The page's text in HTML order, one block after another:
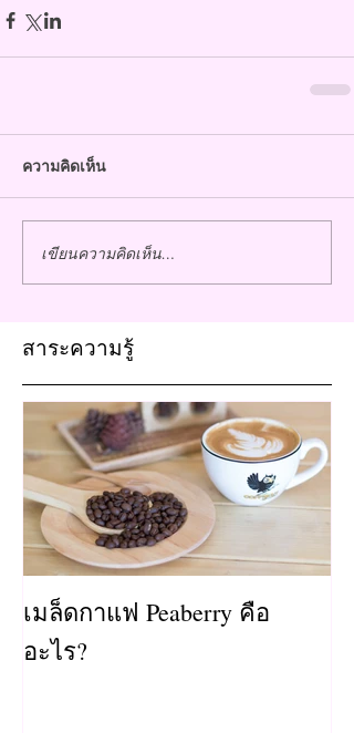
ความคิดเห็น
เขียนความคิดเห็น…
สาระความรู้
เมล็ดกาแฟ Peaberry คือ
อะไร?